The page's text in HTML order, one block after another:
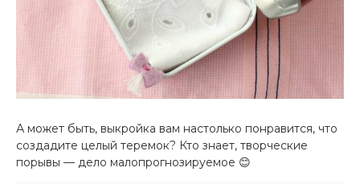
А может быть, выкройка вам настолько понравится, что
создадите целый теремок? Кто знает, творческие
порывы — дело малопрогнозируемое 😊